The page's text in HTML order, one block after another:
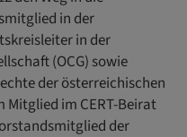
in der
in der
(OCG) sowie
der österreichischen
Mitglied im CERT-Beirat
der